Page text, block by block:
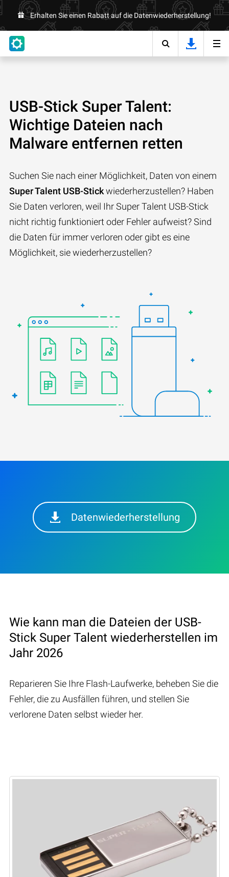
Erhalten Sie einen Rabatt auf die Datenwiederherstellung!
USB-Stick Super Talent:
Wichtige Dateien nach
Malware entfernen retten
Suchen Sie nach einer Möglichkeit, Daten von einem
Super Talent USB-Stickwiederherzustellen? Haben
Sie Daten verloren, weil Ihr Super Talent USB-Stick
nicht richtig funktioniert oder Fehler aufweist? Sind
die Daten für immer verloren oder gibt es eine
Möglichkeit, sie wiederherzustellen?
Datenwiederherstellung
Wie kann man die Dateien der USB-
Stick Super Talent wiederherstellen im
Jahr 2026
Reparieren Sie Ihre Flash-Laufwerke, beheben Sie die
Fehler, die zu Ausfällen führen, und stellen Sie
verlorene Daten selbst wieder her.